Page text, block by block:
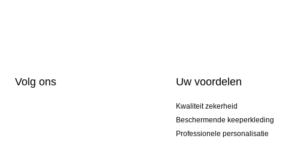
Volg ons Uw voordelen
Kwaliteit zekerheid
Beschermende keeperkleding
Professionele personalisatie